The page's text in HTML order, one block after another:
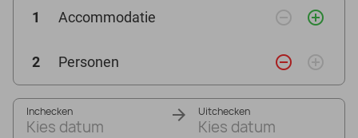
1 Accommodatie remove_circle_outline add_circle_outline
2 Personen remove_circle_outline add_circle_outline
Inchecken
Kies datum
Uitchecken
Kies datum